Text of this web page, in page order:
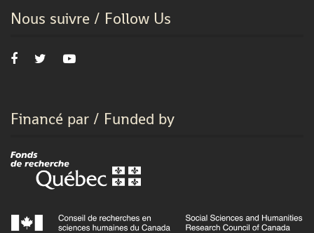
Nous suivre / Follow Us
Financé par / Funded by